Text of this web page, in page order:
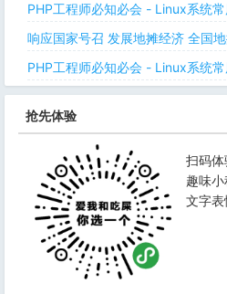
PHP工程师必知必会 - Linux系统
响应国家号召 发展地摊经济 全国
PHP工程师必知必会 - Linux系统
抢先体验
扫码体
趣味
文字